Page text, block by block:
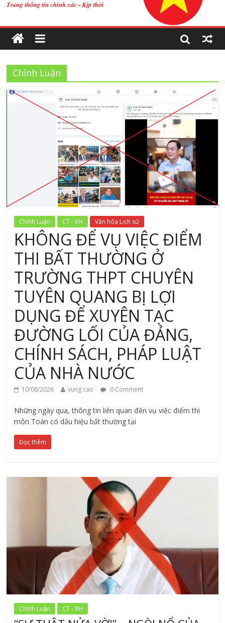
Chính Luận
Chính Luận CT - XH Văn hóa Lịch sử
KHÔNG ĐỂ VỤ VIỆC ĐIỂM
THI BẤT THƯỜNG Ở
TRƯỜNG THPT CHUYÊN
TUYÊN QUANG BỊ LỢI
DỤNG ĐỂ XUYÊN TẠC
ĐƯỜNG LỐI CỦA ĐẢNG,
CHÍNH SÁCH, PHÁP LUẬT
CỦA NHÀ NƯỚC
10/08/2026 vung cao 0 Comment
Những ngày qua, thông tin liên quan đến vụ việc điểm thi
môn Toán có dấu hiệu bất thường tại
Đọc thêm
Chính Luận CT - XH